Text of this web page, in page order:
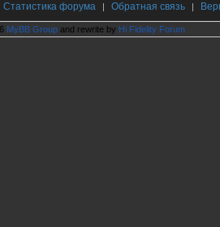
Статистика форума | Обратная связь |
MyBB Group and rewrite by Hi Fidelity Forum